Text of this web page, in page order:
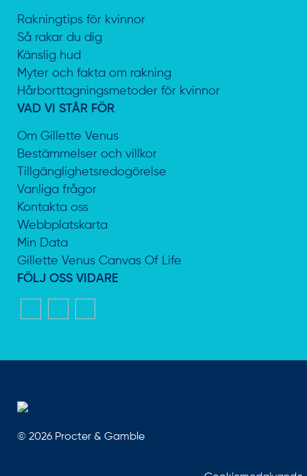
Rakningtips för kvinnor
Så rakar du dig
Känslig hud
Myter och fakta om rakning
Hårborttagningsmetoder för kvinnor
VAD VI STÅR FÖR
Om Gillette Venus
Bestämmelser och villkor
Tillgänglighetsredogörelse
Vanliga frågor
Kontakta oss
Webbplatskarta
Min Data
Gillette Venus Canvas Of Life
FÖLJ OSS VIDARE
© 2026 Procter & Gamble